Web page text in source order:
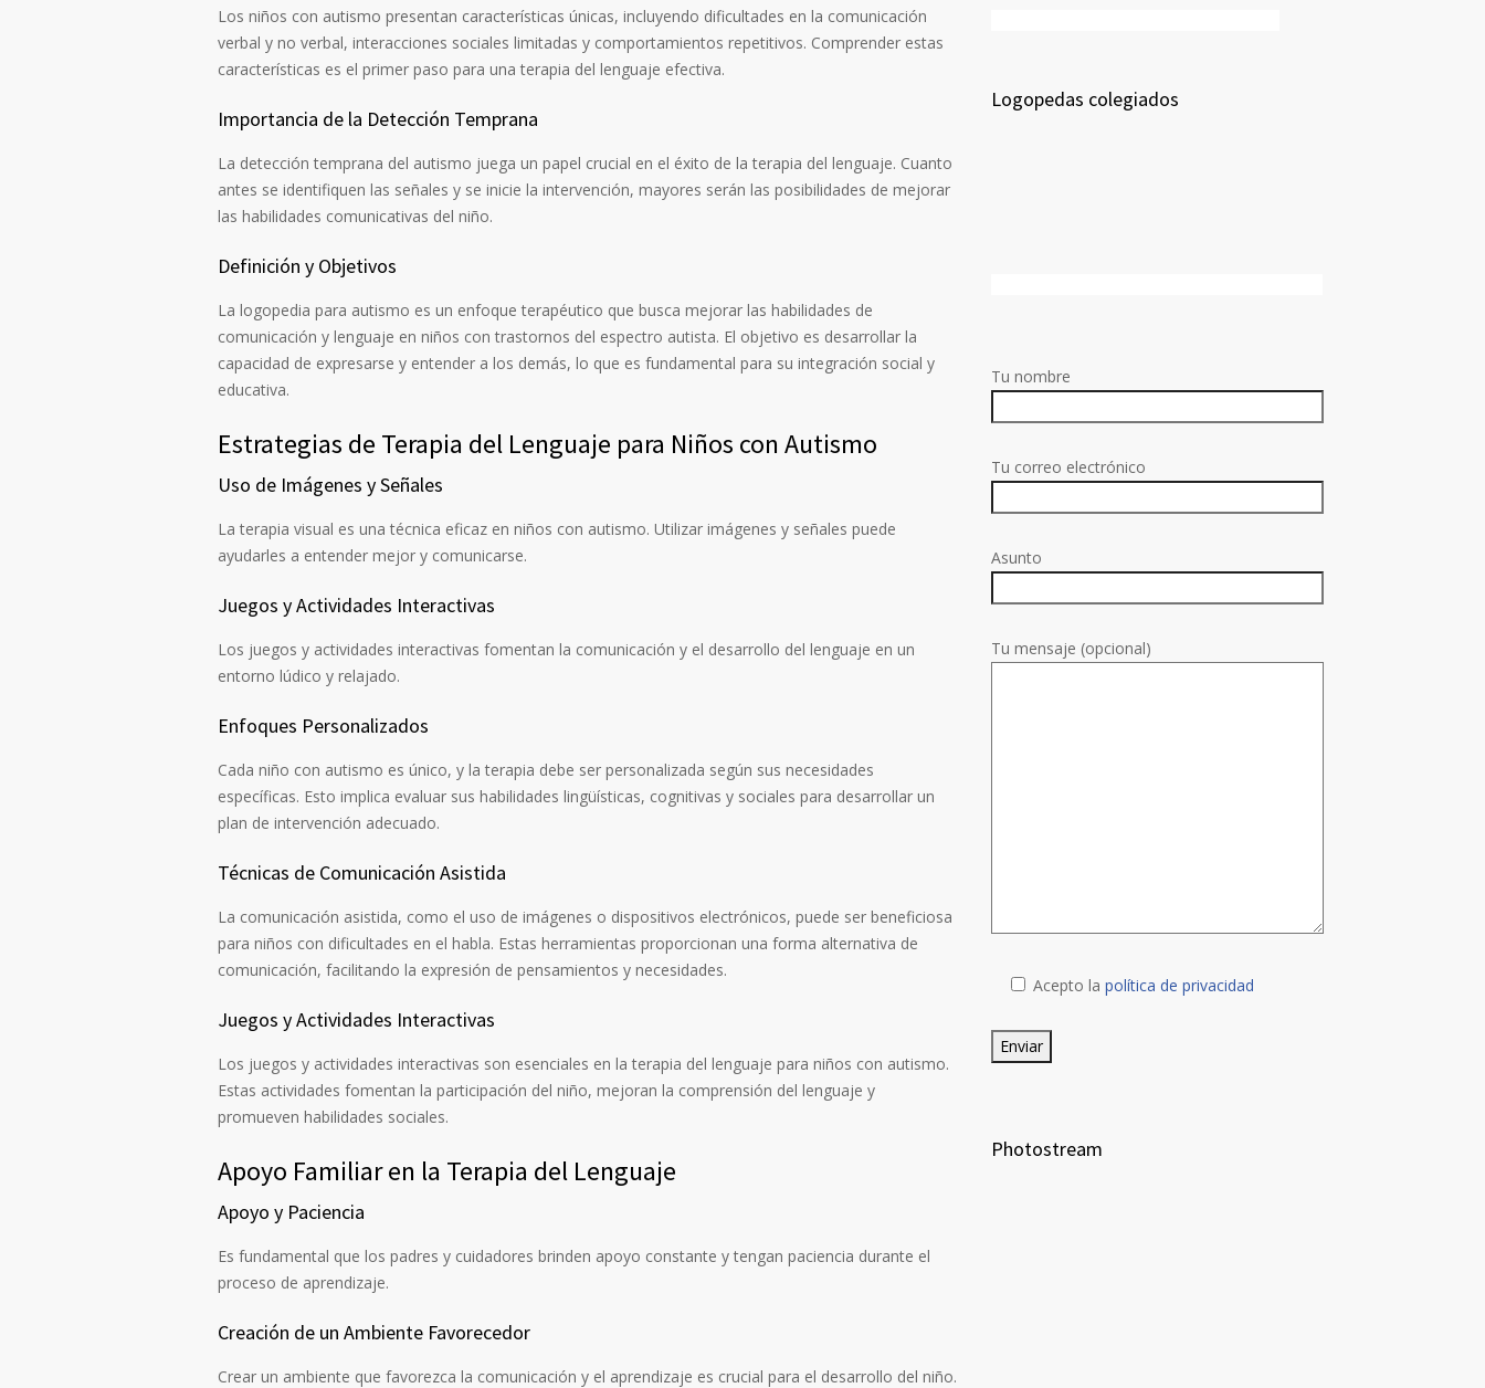
Los niños con autismo presentan características únicas, incluyendo dificultades en la comunicación
verbal y no verbal, interacciones sociales limitadas y comportamientos repetitivos. Comprender estas
características es el primer paso para una terapia del lenguaje efectiva.
Importancia de la Detección Temprana
La detección temprana del autismo juega un papel crucial en el éxito de la terapia del lenguaje. Cuanto
antes se identifiquen las señales y se inicie la intervención, mayores serán las posibilidades de mejorar
las habilidades comunicativas del niño.
Definición y Objetivos
La logopedia para autismo es un enfoque terapéutico que busca mejorar las habilidades de
comunicación y lenguaje en niños con trastornos del espectro autista. El objetivo es desarrollar la
capacidad de expresarse y entender a los demás, lo que es fundamental para su integración social y
educativa.
Estrategias de Terapia del Lenguaje para Niños con Autismo
Uso de Imágenes y Señales
La terapia visual es una técnica eficaz en niños con autismo. Utilizar imágenes y señales puede
ayudarles a entender mejor y comunicarse.
Juegos y Actividades Interactivas
Los juegos y actividades interactivas fomentan la comunicación y el desarrollo del lenguaje en un
entorno lúdico y relajado.
Enfoques Personalizados
Cada niño con autismo es único, y la terapia debe ser personalizada según sus necesidades
específicas. Esto implica evaluar sus habilidades lingüísticas, cognitivas y sociales para desarrollar un
plan de intervención adecuado.
Técnicas de Comunicación Asistida
La comunicación asistida, como el uso de imágenes o dispositivos electrónicos, puede ser beneficiosa
para niños con dificultades en el habla. Estas herramientas proporcionan una forma alternativa de
comunicación, facilitando la expresión de pensamientos y necesidades.
Juegos y Actividades Interactivas
Los juegos y actividades interactivas son esenciales en la terapia del lenguaje para niños con autismo.
Estas actividades fomentan la participación del niño, mejoran la comprensión del lenguaje y
promueven habilidades sociales.
Apoyo Familiar en la Terapia del Lenguaje
Apoyo y Paciencia
Es fundamental que los padres y cuidadores brinden apoyo constante y tengan paciencia durante el
proceso de aprendizaje.
Creación de un Ambiente Favorecedor
Crear un ambiente que favorezca la comunicación y el aprendizaje es crucial para el desarrollo del niño.
Logopedas colegiados
Tu nombre
Tu correo electrónico
Asunto
Tu mensaje (opcional)
Acepto la política de privacidad
Photostream